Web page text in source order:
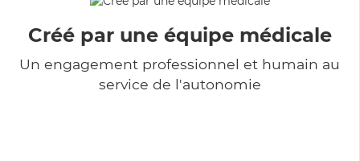
Créé par une équipe médicale
Un engagement professionnel et humain au
service de l'autonomie